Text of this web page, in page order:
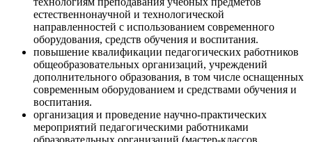
естественнонаучной и технологической
направленностей с использованием современного
оборудования, средств обучения и воспитания.
повышение квалификации педагогических работников
общеобразовательных организаций, учреждений
дополнительного образования, в том числе оснащенных
современным оборудованием и средствами обучения и
воспитания.
организация и проведение научно-практических
мероприятий педагогическими работниками
образовательных организаций (мастер-классов,